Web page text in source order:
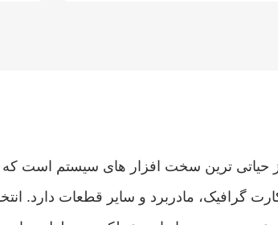
از حیاتی‌ ترین سخت‌ افزار های سیستم است
گرافیک، مادربرد و سایر قطعات دارد.